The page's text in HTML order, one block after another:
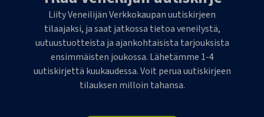
Liity Veneilijän Verkkokaupan uutiskirjeen
tilaajaksi, ja saat jatkossa tietoa veneilystä,
uutuustuotteista ja ajankohtaisista tarjouksista
ensimmäisten joukossa. Lähetämme 1-4
uutiskirjettä kuukaudessa. Voit perua uutiskirjeen
tilauksen milloin tahansa.